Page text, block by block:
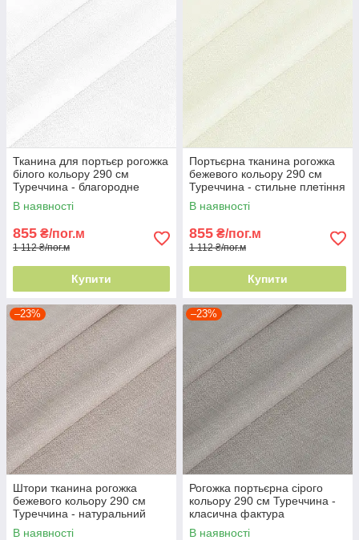
Тканина для портьєр рогожка
білого кольору 290 см
Туреччина - благородне
плетіння
В наявності
855 ₴/пог.м
1 112 ₴/пог.м
Купити
Портьєрна тканина рогожка
бежевого кольору 290 см
Туреччина - стильне плетіння
ниток
В наявності
855 ₴/пог.м
1 112 ₴/пог.м
Купити
–23%
Штори тканина рогожка
бежевого кольору 290 см
Туреччина - натуральний
ефект
В наявності
–23%
Рогожка портьєрна сірого
кольору 290 см Туреччина -
класична фактура
В наявності